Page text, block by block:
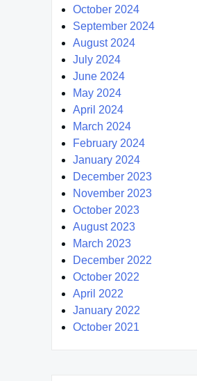
October 2024
September 2024
August 2024
July 2024
June 2024
May 2024
April 2024
March 2024
February 2024
January 2024
December 2023
November 2023
October 2023
August 2023
March 2023
December 2022
October 2022
April 2022
January 2022
October 2021